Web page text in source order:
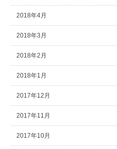
2018年4月
2018年3月
2018年2月
2018年1月
2017年12月
2017年11月
2017年10月